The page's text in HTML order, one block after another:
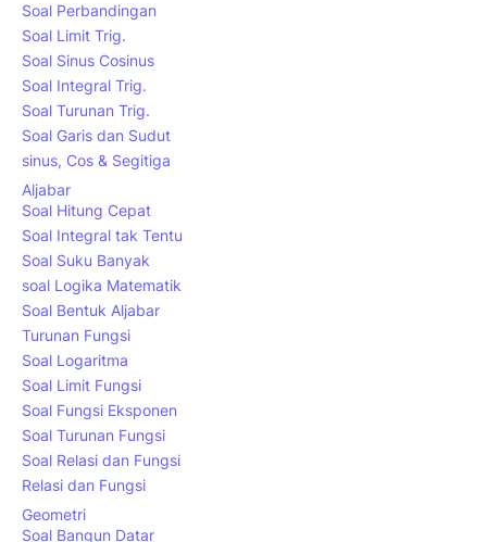
Soal Perbandingan
Soal Limit Trig.
Soal Sinus Cosinus
Soal Integral Trig.
Soal Turunan Trig.
Soal Garis dan Sudut
sinus, Cos & Segitiga
Aljabar
Soal Hitung Cepat
Soal Integral tak Tentu
Soal Suku Banyak
soal Logika Matematik
Soal Bentuk Aljabar
Turunan Fungsi
Soal Logaritma
Soal Limit Fungsi
Soal Fungsi Eksponen
Soal Turunan Fungsi
Soal Relasi dan Fungsi
Relasi dan Fungsi
Geometri
Soal Bangun Datar